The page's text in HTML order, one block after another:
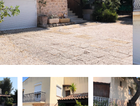
AGENCE
MON COMPTE
EN